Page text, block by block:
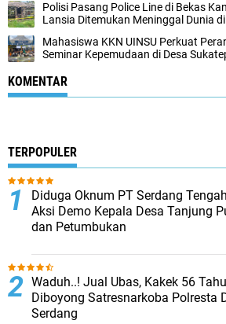
Polisi Pasang Police Line di Bekas
Lansia Ditemukan Meninggal Dunia
Mahasiswa KKN UINSU Perkuat
Seminar Kepemudaan di Desa
KOMENTAR
TERPOPULER
Diduga Oknum PT Serdang
Aksi Demo Kepala Desa Tanjung
dan Petumbukan
Waduh..! Jual Ubas, Kakek 56
Diboyong Satresnarkoba Polresta
Serdang